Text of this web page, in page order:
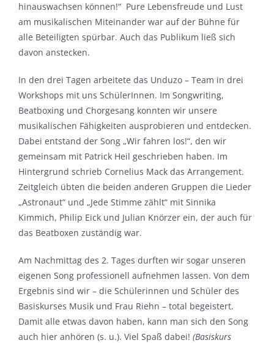
hinauswachsen können!“ Pure Lebensfreude und Lust
am musikalischen Miteinander war auf der Bühne für
alle Beteiligten spürbar. Auch das Publikum ließ sich
davon anstecken.
In den drei Tagen arbeitete das Unduzo – Team in drei
Workshops mit uns SchülerInnen. Im Songwriting,
Beatboxing und Chorgesang konnten wir unsere
musikalischen Fähigkeiten ausprobieren und entdecken.
Dabei entstand der Song „Wir fahren los!“, den wir
gemeinsam mit Patrick Heil geschrieben haben. Im
Hintergrund schrieb Cornelius Mack das Arrangement.
Zeitgleich übten die beiden anderen Gruppen die Lieder
„Astronaut“ und „Jede Stimme zählt“ mit Sinnika
Kimmich, Philip Eick und Julian Knörzer ein, der auch für
das Beatboxen zuständig war.
Am Nachmittag des 2. Tages durften wir sogar unseren
eigenen Song professionell aufnehmen lassen. Von dem
Ergebnis sind wir – die Schülerinnen und Schüler des
Basiskurses Musik und Frau Riehn – total begeistert.
Damit alle etwas davon haben, kann man sich den Song
auch hier anhören (s. u.). Viel Spaß dabei! (Basiskurs